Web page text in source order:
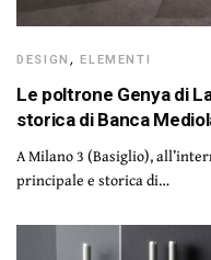
DESIGN ,ELEMENTI
Le poltrone Genya di
storica di Banca
A Milano 3 (Basiglio),
principale e storica di…